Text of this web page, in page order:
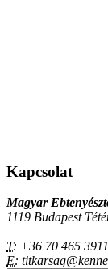
Kapcsolat
Magyar
1119 Budapest
T: +36 70 465 3911
E: